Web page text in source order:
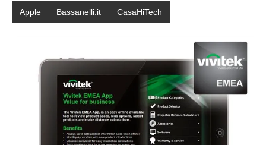
Apple Bassanelli.it CasaHiTech